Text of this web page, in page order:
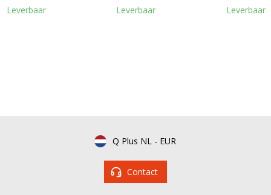
Leverbaar Leverbaar Leverbaar
Q Plus NL - EUR
Contact